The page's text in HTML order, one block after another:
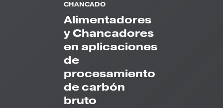
CHANCADO
Alimentadores
y Chancadores
en aplicaciones
de
procesamiento
de carbón
bruto